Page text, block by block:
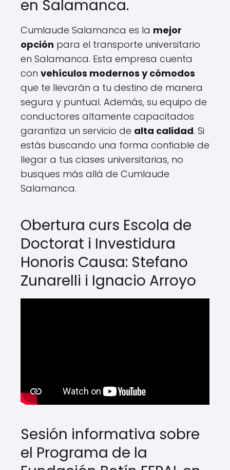
en Salamanca.
Cumlaude Salamanca es la mejor
opción para el transporte universitario
en Salamanca. Esta empresa cuenta
con vehículos modernos y cómodos
que te llevarán a tu destino de manera
segura y puntual. Además, su equipo de
conductores altamente capacitados
garantiza un servicio de alta calidad. Si
estás buscando una forma confiable de
llegar a tus clases universitarias, no
busques más allá de Cumlaude
Salamanca.
Obertura curs Escola de
Doctorat i Investidura
Honoris Causa: Stefano
Zunarelli i Ignacio Arroyo
Sesión informativa sobre
el Programa de la